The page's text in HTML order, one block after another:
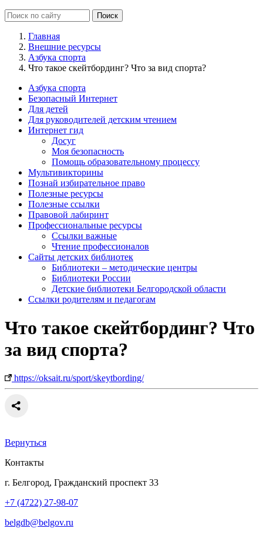
Главная
Внешние ресурсы
Азбука спорта
Что такое скейтбординг? Что за вид спорта?
Азбука спорта
Безопасный Интернет
Для детей
Для руководителей детским чтением
Интернет гид
Досуг
Моя безопасность
Помощь образовательному процессу
Мультивикторины
Познай избирательное право
Полезные ресурсы
Полезные ссылки
Правовой лабиринт
Профессиональные ресурсы
Ссылки важные
Чтение профессионалов
Сайты детских библиотек
Библиотеки – методические центры
Библиотеки России
Детские библиотеки Белгородской области
Ссылки родителям и педагогам
Что такое скейтбординг? Что
за вид спорта?
https://oksait.ru/sport/skeytbording/
Вернуться
Контакты
г. Белгород, Гражданский проспект 33
+7 (4722) 27-98-07
belgdb@belgov.ru